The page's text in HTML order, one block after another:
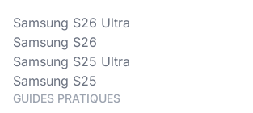
Samsung S26 Ultra
Samsung S26
Samsung S25 Ultra
Samsung S25
GUIDES PRATIQUES